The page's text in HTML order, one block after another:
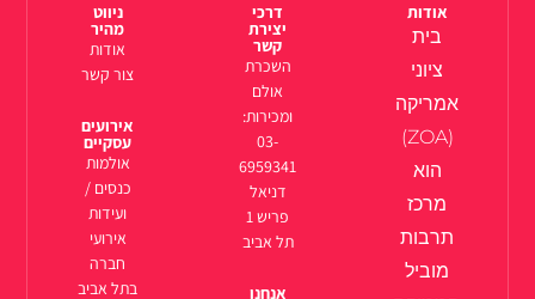
אודות
בית
ציוני
אמריקה
(ZOA)
הוא
מרכז
תרבות
מוביל
דרכי
יצירת
קשר
השכרת
אולם
ומכירות:
03-
6959341
דניאל
פריש 1
תל אביב
אנחנו
ניווט
מהיר
אודות
צור קשר
אירועים
עסקיים
אולמות
כנסים /
ועידות
אירועי
חברה
בתל אביב